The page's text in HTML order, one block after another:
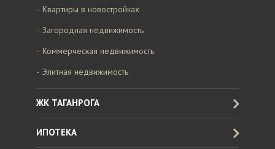
Квартиры в новостройках
Загородная недвижимость
Коммерческая недвижимость
Элитная недвижимость
ЖК ТАГАНРОГА
ИПОТЕКА